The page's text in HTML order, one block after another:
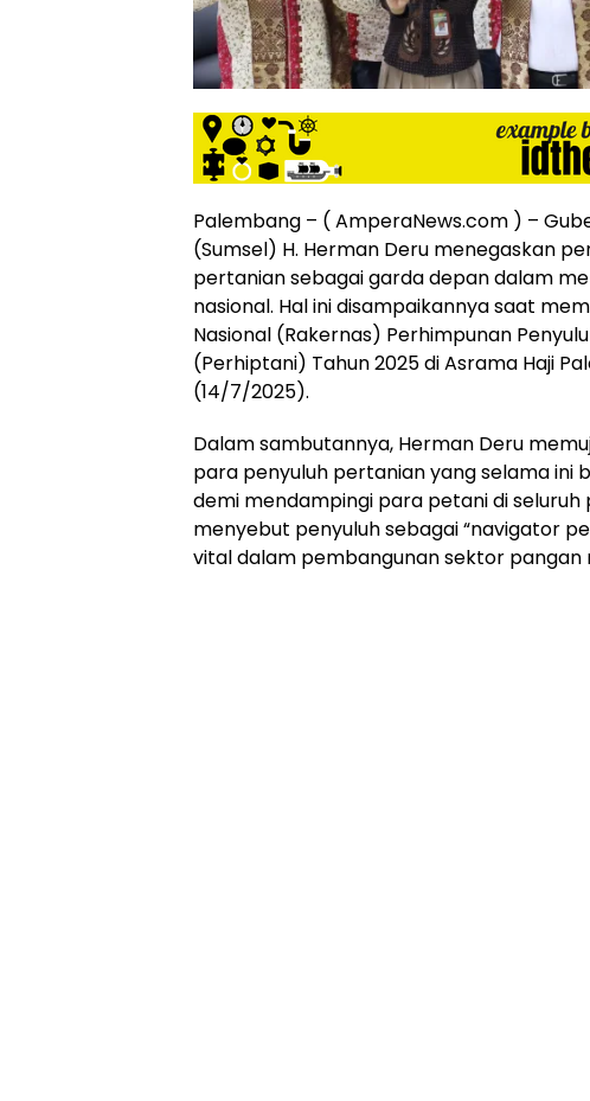
siber
lebih
eksklusif,
bergaya
trendi,
mengandung
unsur
gaya
hidup,
hiburan,
bebas
dari
SARA,
narkoba
dan
asusila
Media
Cetak
Online
Ampera
Palembang – ( AmperaNews.com ) –
(Sumsel) H. Herman Deru menegaskan
pertanian sebagai garda depan dalam
nasional. Hal ini disampaikannya saat
Nasional (Rakernas) Perhimpunan
(Perhiptani) Tahun 2025 di Asrama Haji
(14/7/2025).
Dalam sambutannya, Herman Deru
para penyuluh pertanian yang selama ini
demi mendampingi para petani di seluruh
menyebut penyuluh sebagai “navigator
vital dalam pembangunan sektor pangan